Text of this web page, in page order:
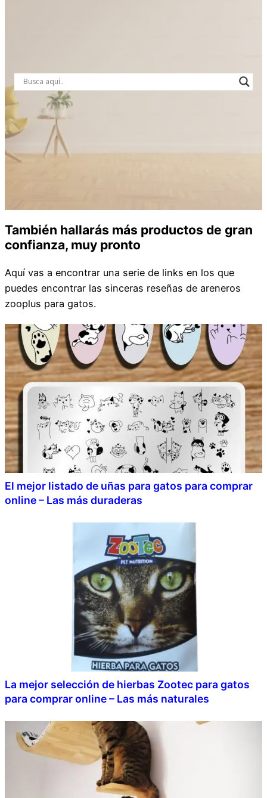
También hallarás más productos de gran
confianza, muy pronto
Aquí vas a encontrar una serie de links en los que
puedes encontrar las sinceras reseñas de areneros
zooplus para gatos.
El mejor listado de uñas para gatos para comprar
online – Las más duraderas
La mejor selección de hierbas Zootec para gatos
para comprar online – Las más naturales